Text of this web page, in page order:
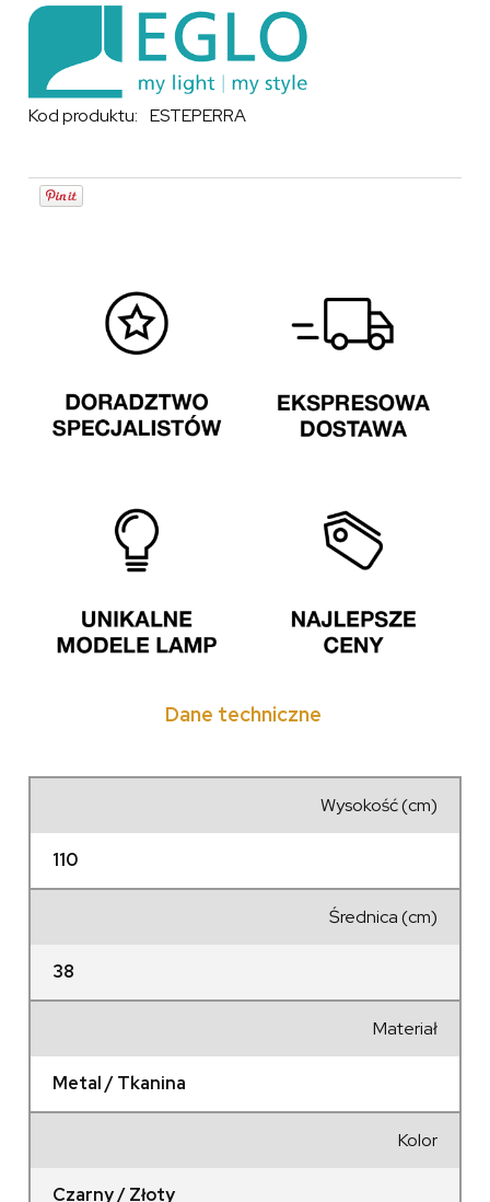
Kod produktu: ESTEPERRA
Dane techniczne
Wysokość (cm)
110
Średnica (cm)
38
Materiał
Metal / Tkanina
Kolor
Czarny / Złoty